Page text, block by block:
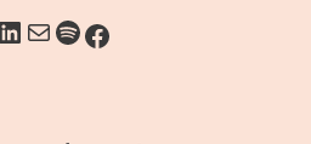
LinkedIn E-mail Spotify Facebook